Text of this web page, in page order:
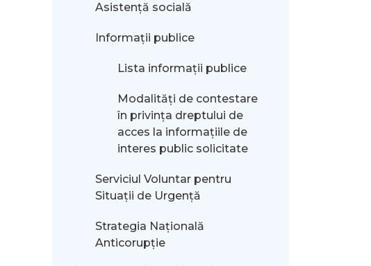
Asistență socială
Informații publice
Lista informații publice
Modalităţi de contestare
în privinţa dreptului de
acces la informaţiile de
interes public solicitate
Serviciul Voluntar pentru
Situații de Urgență
Strategia Națională
Anticorupție